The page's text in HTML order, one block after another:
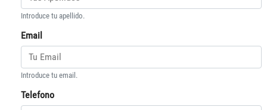
Introduce tu apellido.
Email
Introduce tu email.
Telefono